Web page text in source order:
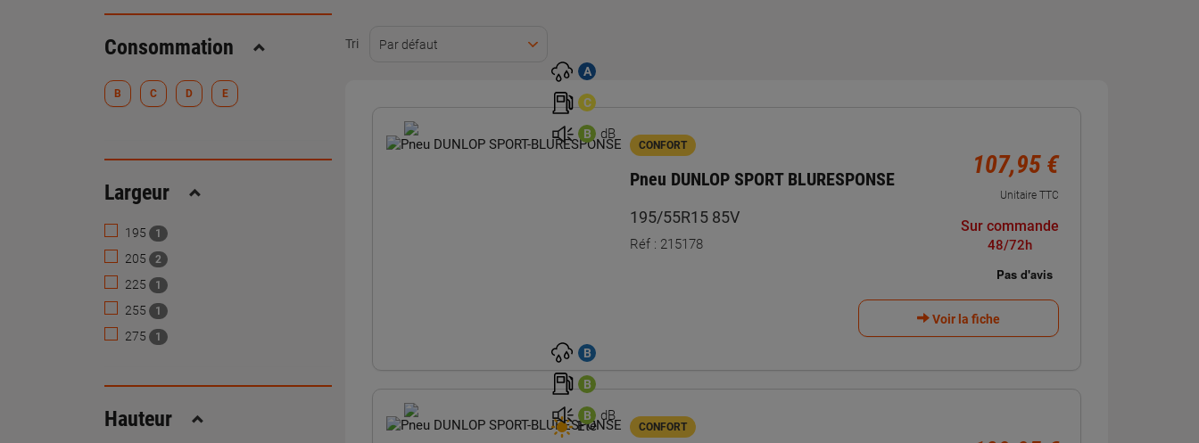
Consommation Replier
B C D E
Largeur Replier
195 1
205 2
225 1
255 1
275 1
Hauteur Replier
Tri
Par défaut
A
C
B dB
CONFORT
Pneu DUNLOP SPORT BLURESPONSE
195/55R15 85V
Réf : 215178
107,95 €
Unitaire TTC
Sur commande
48/72h
Voir la fiche
Été
B
B
B dB
CONFORT